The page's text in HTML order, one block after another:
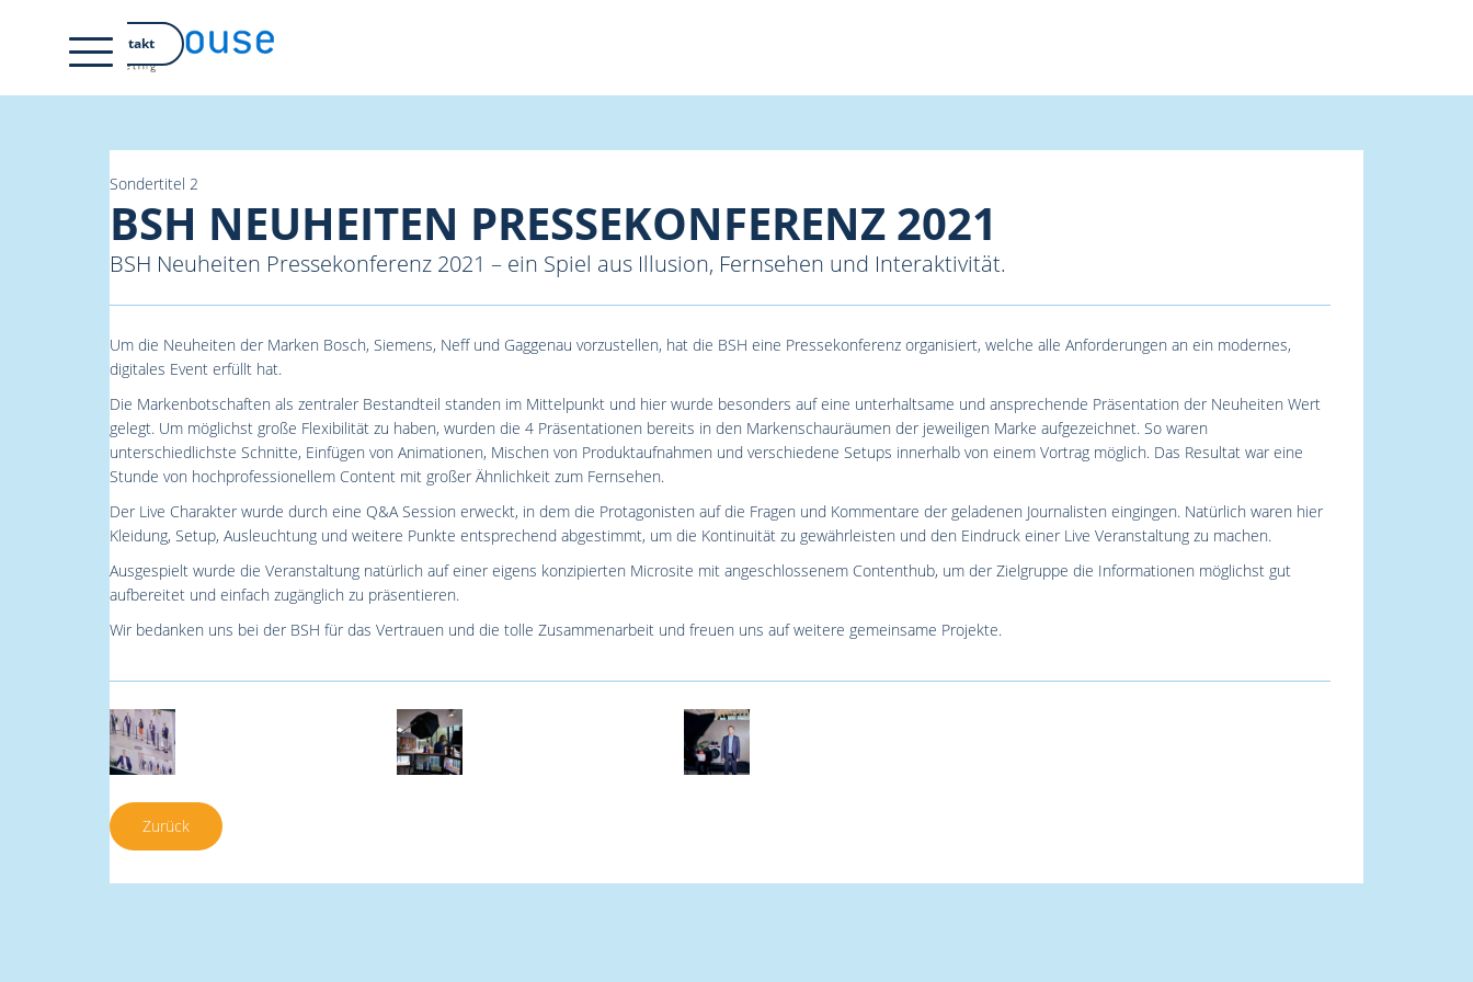
EN Kontakt
Sondertitel 2
BSH NEUHEITEN PRESSEKONFERENZ 2021
BSH Neuheiten Pressekonferenz 2021 – ein Spiel aus Illusion, Fernsehen und Interaktivität.
Um die Neuheiten der Marken Bosch, Siemens, Neff und Gaggenau vorzustellen, hat die BSH eine Pressekonferenz organisiert, welche alle Anforderungen an ein modernes,
digitales Event erfüllt hat.
Die Markenbotschaften als zentraler Bestandteil standen im Mittelpunkt und hier wurde besonders auf eine unterhaltsame und ansprechende Präsentation der Neuheiten Wert
gelegt. Um möglichst große Flexibilität zu haben, wurden die 4 Präsentationen bereits in den Markenschauräumen der jeweiligen Marke aufgezeichnet. So waren
unterschiedlichste Schnitte, Einfügen von Animationen, Mischen von Produktaufnahmen und verschiedene Setups innerhalb von einem Vortrag möglich. Das Resultat war eine
Stunde von hochprofessionellem Content mit großer Ähnlichkeit zum Fernsehen.
Der Live Charakter wurde durch eine Q&A Session erweckt, in dem die Protagonisten auf die Fragen und Kommentare der geladenen Journalisten eingingen. Natürlich waren hier
Kleidung, Setup, Ausleuchtung und weitere Punkte entsprechend abgestimmt, um die Kontinuität zu gewährleisten und den Eindruck einer Live Veranstaltung zu machen.
Ausgespielt wurde die Veranstaltung natürlich auf einer eigens konzipierten Microsite mit angeschlossenem Contenthub, um der Zielgruppe die Informationen möglichst gut
aufbereitet und einfach zugänglich zu präsentieren.
Wir bedanken uns bei der BSH für das Vertrauen und die tolle Zusammenarbeit und freuen uns auf weitere gemeinsame Projekte.
Zurück